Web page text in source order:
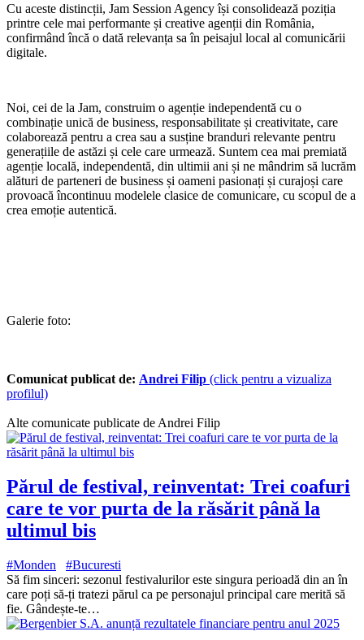
Cu aceste distincții, Jam Session Agency își consolidează poziția
printre cele mai performante și creative agenții din România,
confirmând încă o dată relevanța sa în peisajul local al comunicării
digitale.
Noi, cei de la Jam, construim o agenție independentă cu o
combinație unică de business, responsabilitate și creativitate, care
colaborează pentru a crea sau a susține branduri relevante pentru
generațiile de astăzi și cele care urmează. Suntem cea mai premiată
agenție locală, independentă, din ultimii ani și ne mândrim să lucrăm
alături de parteneri de business și oameni pasionați și curajoși care
provoacă încontinuu modelele clasice de comunicare, cu scopul de a
crea emoție autentică.
Galerie foto:
Comunicat publicat de: Andrei Filip (click pentru a vizualiza
profilul)
Alte comunicate publicate de Andrei Filip
Părul de festival, reinventat: Trei coafuri
care te vor purta de la răsărit până la
ultimul bis
#Monden
#Bucuresti
Să fim sinceri: sezonul festivalurilor este singura perioadă din an în
care poți să-ți tratezi părul ca pe personajul principal care merită să
fie. Gândește-te…